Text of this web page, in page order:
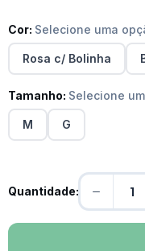
Cor: Selecione uma
Rosa c/ Bolinha
Tamanho: Selecione
M G
Quantidade: